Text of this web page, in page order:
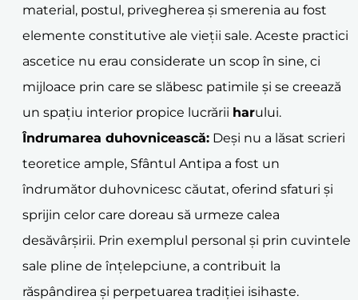
material, postul, privegherea și smerenia au fost
elemente constitutive ale vieții sale. Aceste practici
ascetice nu erau considerate un scop în sine, ci
mijloace prin care se slăbesc patimile și se creează
un spațiu interior propice lucrării harului.
Îndrumarea duhovnicească: Deși nu a lăsat scrieri
teoretice ample, Sfântul Antipa a fost un
îndrumător duhovnicesc căutat, oferind sfaturi și
sprijin celor care doreau să urmeze calea
desăvârșirii. Prin exemplul personal și prin cuvintele
sale pline de înțelepciune, a contribuit la
răspândirea și perpetuarea tradiției isihaste.